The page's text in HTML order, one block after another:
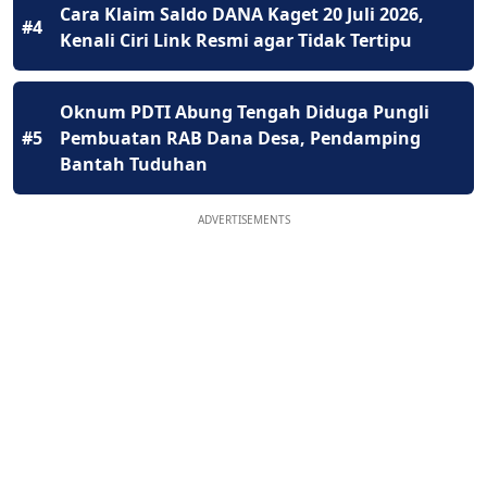
#4
Cara Klaim Saldo DANA Kaget 20 Juli 2026,
Kenali Ciri Link Resmi agar Tidak Tertipu
#5
Oknum PDTI Abung Tengah Diduga Pungli
Pembuatan RAB Dana Desa, Pendamping
Bantah Tuduhan
ADVERTISEMENTS